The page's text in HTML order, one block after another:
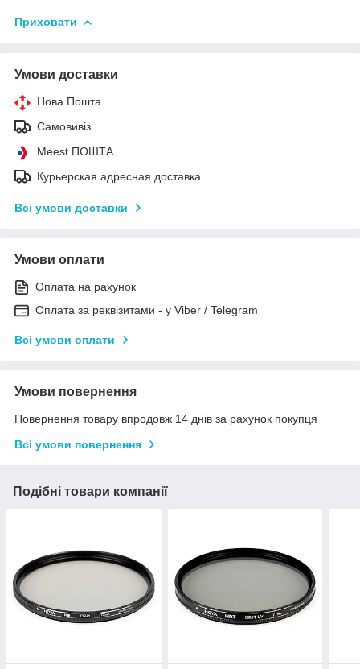
Приховати
Умови доставки
Нова Пошта
Самовивіз
Meest ПОШТА
Курьерская адресная доставка
Всі умови доставки
Умови оплати
Оплата на рахунок
Оплата за реквізитами - у Viber / Telegram
Всі умови оплати
Умови повернення
Повернення товару впродовж 14 днів за рахунок покупця
Всі умови повернення
Подібні товари компанії